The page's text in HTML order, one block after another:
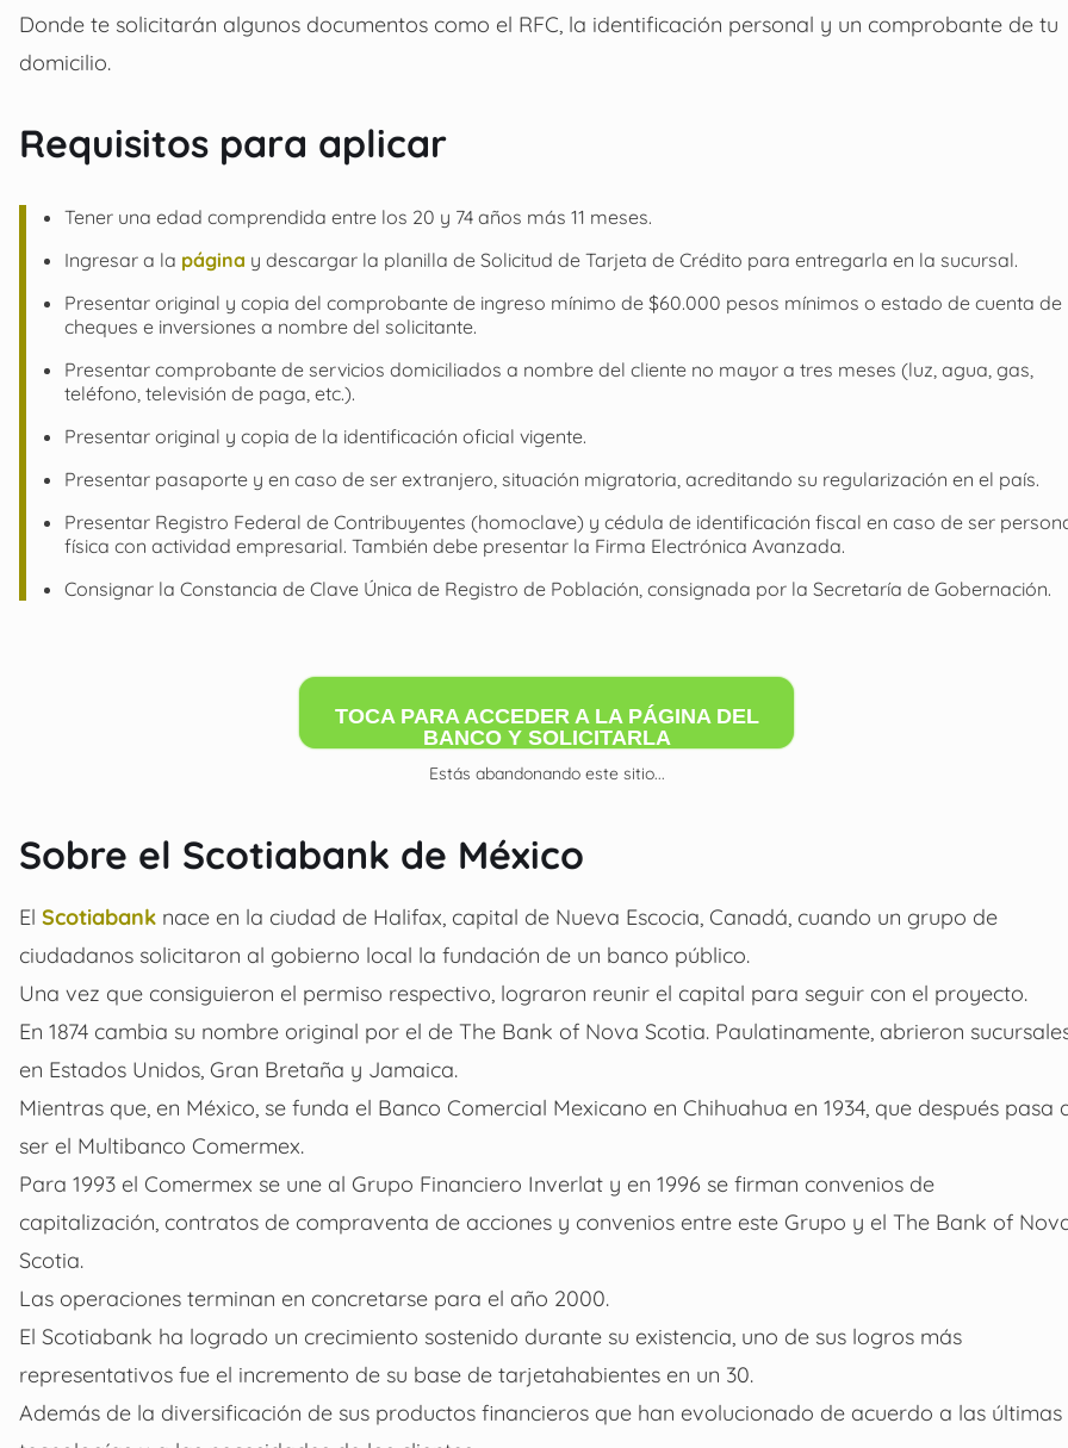
Donde te solicitarán algunos documentos como el RFC, la identificación personal y un comprobante de tu
domicilio.
Requisitos para aplicar
Tener una edad comprendida entre los 20 y 74 años más 11 meses.
Ingresar a la página y descargar la planilla de Solicitud de Tarjeta de Crédito para entregarla en la sucursal.
Presentar original y copia del comprobante de ingreso mínimo de $60.000 pesos mínimos o estado de cuenta de
cheques e inversiones a nombre del solicitante.
Presentar comprobante de servicios domiciliados a nombre del cliente no mayor a tres meses (luz, agua, gas,
teléfono, televisión de paga, etc.).
Presentar original y copia de la identificación oficial vigente.
Presentar pasaporte y en caso de ser extranjero, situación migratoria, acreditando su regularización en el país.
Presentar Registro Federal de Contribuyentes (homoclave) y cédula de identificación fiscal en caso de ser
física con actividad empresarial. También debe presentar la Firma Electrónica Avanzada.
Consignar la Constancia de Clave Única de Registro de Población, consignada por la Secretaría de Gobernación.
TOCA PARA ACCEDER A LA PÁGINA DEL
BANCO Y SOLICITARLA
Estás abandonando este sitio...
Sobre el Scotiabank de México
El Scotiabank nace en la ciudad de Halifax, capital de Nueva Escocia, Canadá, cuando un grupo de
ciudadanos solicitaron al gobierno local la fundación de un banco público.
Una vez que consiguieron el permiso respectivo, lograron reunir el capital para seguir con el proyecto.
En 1874 cambia su nombre original por el de The Bank of Nova Scotia. Paulatinamente, abrieron
en Estados Unidos, Gran Bretaña y Jamaica.
Mientras que, en México, se funda el Banco Comercial Mexicano en Chihuahua en 1934, que después pasa
ser el Multibanco Comermex.
Para 1993 el Comermex se une al Grupo Financiero Inverlat y en 1996 se firman convenios de
capitalización, contratos de compraventa de acciones y convenios entre este Grupo y el The Bank of
Scotia.
Las operaciones terminan en concretarse para el año 2000.
El Scotiabank ha logrado un crecimiento sostenido durante su existencia, uno de sus logros más
representativos fue el incremento de su base de tarjetahabientes en un 30.
Además de la diversificación de sus productos financieros que han evolucionado de acuerdo a las últimas